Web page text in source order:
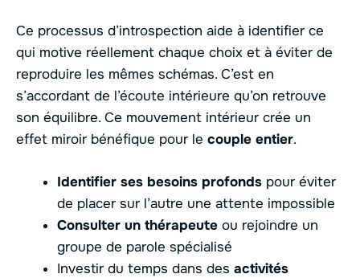
Ce processus d’introspection aide à identifier ce
qui motive réellement chaque choix et à éviter de
reproduire les mêmes schémas. C’est en
s’accordant de l’écoute intérieure qu’on retrouve
son équilibre. Ce mouvement intérieur crée un
effet miroir bénéfique pour le couple entier.
Identifier ses besoins profonds pour éviter
de placer sur l’autre une attente impossible
Consulter un thérapeute ou rejoindre un
groupe de parole spécialisé
Investir du temps dans des activités